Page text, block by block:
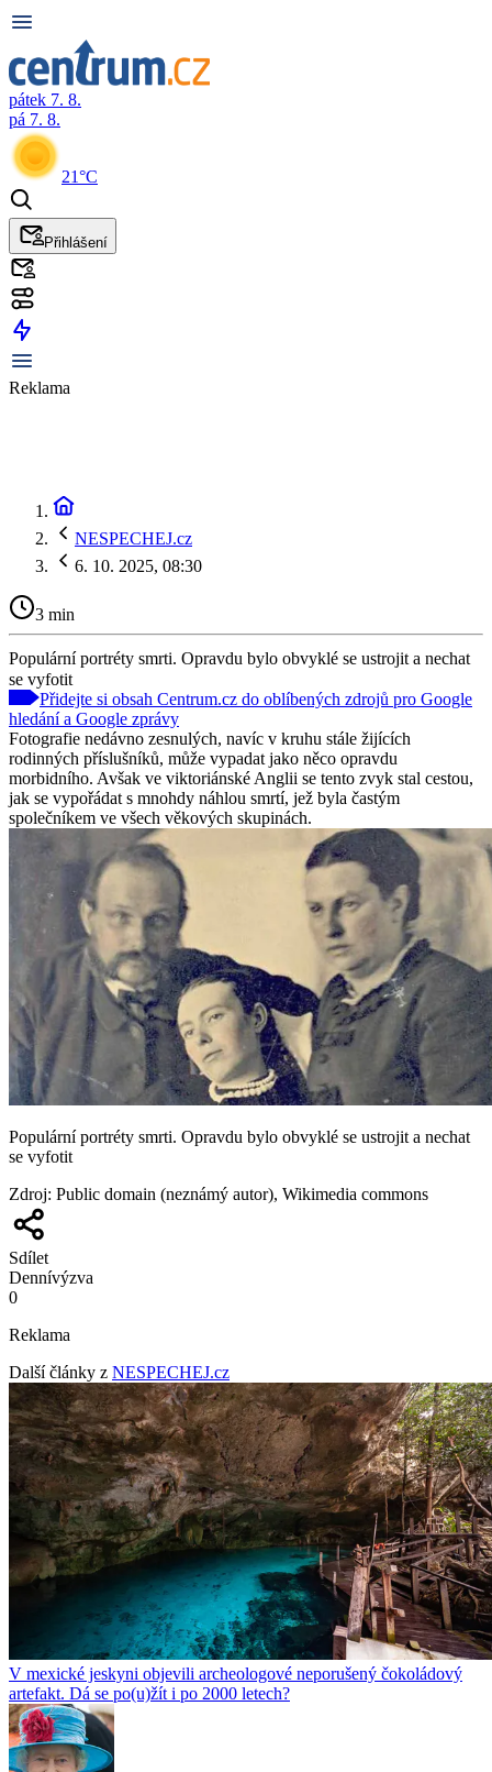
pátek 7. 8.
pá 7. 8.
21°C
Přihlášení
Reklama
NESPECHEJ.cz
6. 10. 2025, 08:30
3 min
Populární portréty smrti. Opravdu bylo obvyklé se ustrojit a nechat
se vyfotit
Přidejte si obsah Centrum.cz do oblíbených zdrojů pro Google
hledání a Google zprávy
Fotografie nedávno zesnulých, navíc v kruhu stále žijících
rodinných příslušníků, může vypadat jako něco opravdu
morbidního. Avšak ve viktoriánské Anglii se tento zvyk stal cestou,
jak se vypořádat s mnohdy náhlou smrtí, jež byla častým
společníkem ve všech věkových skupinách.
Populární portréty smrti. Opravdu bylo obvyklé se ustrojit a nechat
se vyfotit
Zdroj: Public domain (neznámý autor), Wikimedia commons
Sdílet
Dennívýzva
0
Reklama
Další články z NESPECHEJ.cz
V mexické jeskyni objevili archeologové neporušený čokoládový
artefakt. Dá se po(u)žít i po 2000 letech?